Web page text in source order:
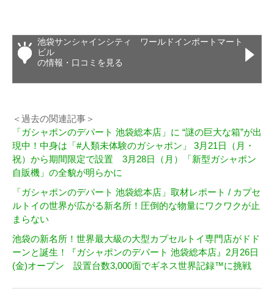
池袋サンシャインシティ ワールドインポートマート
ビル
の情報・口コミを見る
＜過去の関連記事＞
「ガシャポンのデパート 池袋総本店」に “謎の巨大な箱”が出
現中！中身は「#人類未体験のガシャポン」 3月21日（月・
祝）から期間限定で設置 3月28日（月）「新型ガシャポン
自販機」の全貌が明らかに
「ガシャポンのデパート 池袋総本店」取材レポート / カプセ
ルトイの世界が広がる新名所！圧倒的な物量にワクワクが止
まらない
池袋の新名所！世界最大級の大型カプセルトイ専門店がドド
ーンと誕生！『ガシャポンのデパート 池袋総本店』2月26日
(金)オープン 設置台数3,000面でギネス世界記録™に挑戦